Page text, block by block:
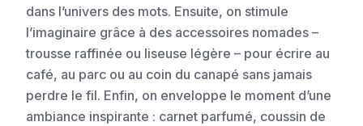
dans l’univers des mots. Ensuite, on stimule
l’imaginaire grâce à des accessoires nomades –
trousse raffinée ou liseuse légère – pour écrire au
café, au parc ou au coin du canapé sans jamais
perdre le fil. Enfin, on enveloppe le moment d’une
ambiance inspirante : carnet parfumé, coussin de